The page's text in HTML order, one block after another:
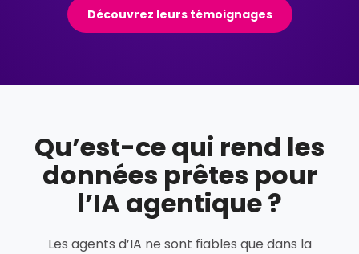
Découvrez leurs témoignages
Qu’est-ce qui rend les
données prêtes pour
l’IA agentique ?
Les agents d’IA ne sont fiables que dans la